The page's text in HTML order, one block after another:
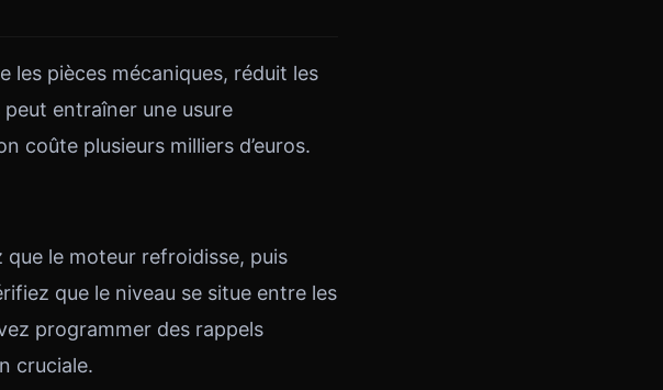
les pièces mécaniques, réduit les
entraîner une usure
coûte plusieurs milliers d’euros.
le moteur refroidisse, puis
que le niveau se situe entre les
programmer des rappels
cruciale.